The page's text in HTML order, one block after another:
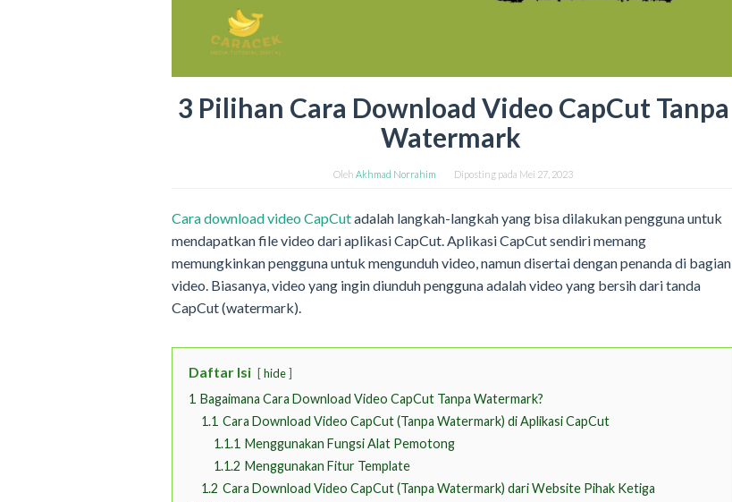
3 Pilihan Cara Download Video CapCut Tanpa
Watermark
Oleh Akhmad Norrahim Diposting pada Mei 27, 2023
Cara download video CapCutadalah langkah-langkah yang bisa dilakukan pengguna untuk
mendapatkan file video dari aplikasi CapCut. Aplikasi CapCut sendiri memang
memungkinkan pengguna untuk mengunduh video, namun disertai dengan penanda di bagian
video. Biasanya, video yang ingin diunduh pengguna adalah video yang bersih dari tanda
CapCut (watermark).
Daftar Isi hide
1 Bagaimana Cara Download Video CapCut Tanpa Watermark?
1.1 Cara Download Video CapCut (Tanpa Watermark) di Aplikasi CapCut
1.1.1 Menggunakan Fungsi Alat Pemotong
1.1.2 Menggunakan Fitur Template
1.2 Cara Download Video CapCut (Tanpa Watermark) dari Website Pihak Ketiga